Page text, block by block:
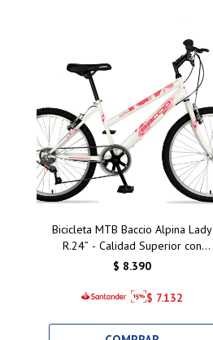
Bicicleta MTB Baccio Alpina Lady
R.24” - Calidad Superior con
Frenos V-Brake y Componentes
$ 8.390
$ 7.132